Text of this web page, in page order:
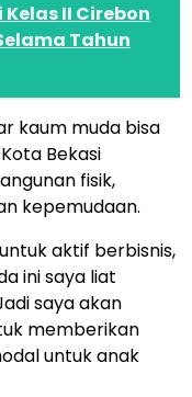
II Cirebon
Tahun
kaum muda bisa
Bekasi
fisik,
kepemudaan.
aktif berbisnis,
ini saya liat
saya akan
memberikan
untuk anak